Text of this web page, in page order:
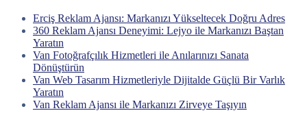
Erciş Reklam Ajansı: Markanızı Yükseltecek Doğru Adres
360 Reklam Ajansı Deneyimi: Lejyo ile Markanızı Baştan
Yaratın
Van Fotoğrafçılık Hizmetleri ile Anılarınızı Sanata
Dönüştürün
Van Web Tasarım Hizmetleriyle Dijitalde Güçlü Bir Varlık
Yaratın
Van Reklam Ajansı ile Markanızı Zirveye Taşıyın